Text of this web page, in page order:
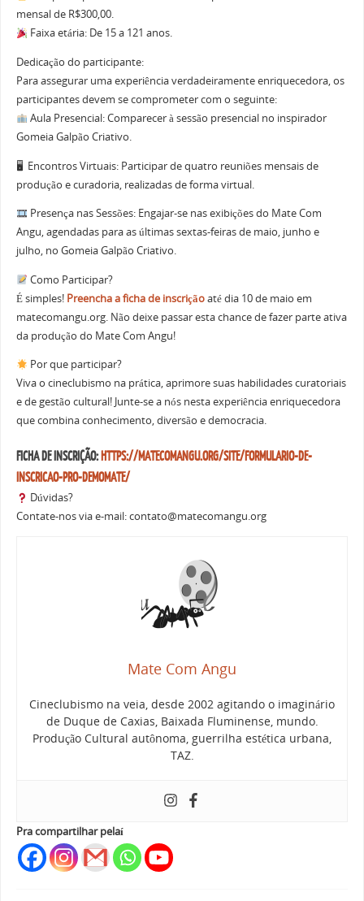
mensal de R$300,00.
Faixa etária: De 15 a 121 anos.
Dedicação do participante:
Para assegurar uma experiência verdadeiramente enriquecedora, os
participantes devem se comprometer com o seguinte:
Aula Presencial: Comparecer à sessão presencial no inspirador
Gomeia Galpão Criativo.
🖥 ️ Encontros Virtuais: Participar de quatro reuniões mensais de
produção e curadoria, realizadas de forma virtual.
Presença nas Sessões: Engajar-se nas exibições do Mate Com
Angu, agendadas para as últimas sextas-feiras de maio, junho e
julho, no Gomeia Galpão Criativo.
Como Participar?
É simples! Preencha a ficha de inscriçãoaté dia 10 de maio em
matecomangu.org. Não deixe passar esta chance de fazer parte ativa
da produção do Mate Com Angu!
Por que participar?
Viva o cineclubismo na prática, aprimore suas habilidades curatoriais
e de gestão cultural! Junte-se a nós nesta experiência enriquecedora
que combina conhecimento, diversão e democracia.
FICHA DE INSCRIÇÃO: HTTPS://MATECOMANGU.ORG/SITE/FORMULARIO-DE-
INSCRICAO-PRO-DEMOMATE/
Dúvidas?
Contate-nos via e-mail: contato@matecomangu.org
Mate Com Angu
Cineclubismo na veia, desde 2002 agitando o imaginário
de Duque de Caxias, Baixada Fluminense, mundo.
Produção Cultural autônoma, guerrilha estética urbana,
TAZ.
Pra compartilhar pelaí